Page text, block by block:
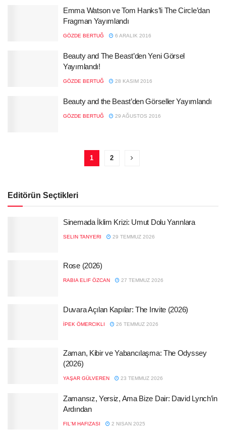
Emma Watson ve Tom Hanks’li The Circle’dan
Fragman Yayımlandı
GÖZDE BERTUĞ 6 ARALIK 2016
Beauty and The Beast’den Yeni Görsel
Yayımlandı!
GÖZDE BERTUĞ 28 KASIM 2016
Beauty and the Beast’den Görseller Yayımlandı
GÖZDE BERTUĞ 29 AĞUSTOS 2016
1 2
Editörün Seçtikleri
Sinemada İklim Krizi: Umut Dolu Yarınlara
SELIN TANYERI 29 TEMMUZ 2026
Rose (2026)
RABIA ELIF ÖZCAN 27 TEMMUZ 2026
Duvara Açılan Kapılar: The Invite (2026)
İPEK ÖMERCIKLI 26 TEMMUZ 2026
Zaman, Kibir ve Yabancılaşma: The Odyssey
(2026)
YAŞAR GÜLVEREN 23 TEMMUZ 2026
Zamansız, Yersiz, Ama Bize Dair: David Lynch’in
Ardından
FIL'M HAFIZASI 2 NISAN 2025